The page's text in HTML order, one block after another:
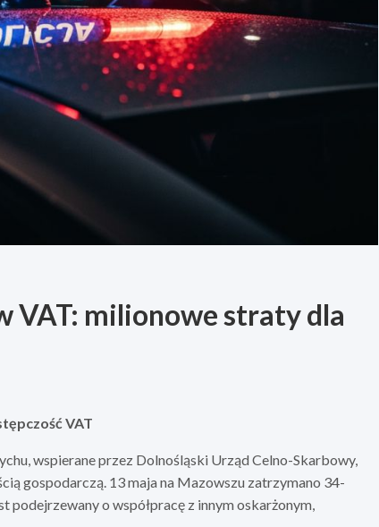
VAT: milionowe straty dla
VAT
wspierane przez Dolnośląski Urząd Celno-Skarbowy,
gospodarczą. 13 maja na Mazowszu zatrzymano 34-
o współpracę z innym oskarżonym,